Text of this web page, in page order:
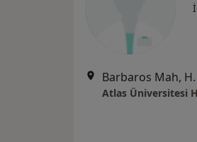
Atlas Üniversitesi